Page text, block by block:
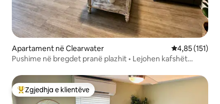
Apartament në Clearwater Vlerësimi
4,85 (151)
Pushime në bregdet pranë plazhit • Lejohen kafshët
Më të mirat e zgjedhjeve të klientëve
Zgjedhja e klientëve